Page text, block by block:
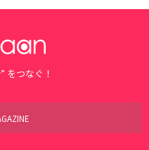
をつなぐ！